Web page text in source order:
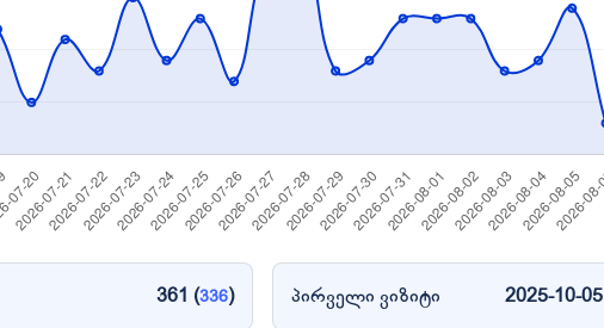
361 (336) პირველი ვიზიტი 2025-10-05